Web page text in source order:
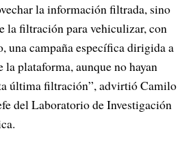
la información filtrada, sino
la filtración para vehiculizar, con
una campaña específica dirigida a
la plataforma, aunque no hayan
última filtración”, advirtió Camilo
del Laboratorio de Investigación